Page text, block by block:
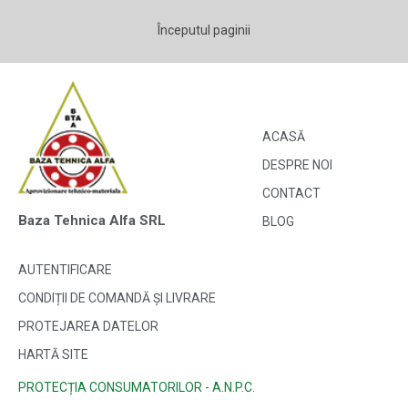
Începutul paginii
Baza Tehnica Alfa SRL
ACASĂ
DESPRE NOI
CONTACT
BLOG
AUTENTIFICARE
CONDIȚII DE COMANDĂ ȘI LIVRARE
PROTEJAREA DATELOR
HARTĂ SITE
PROTECȚIA CONSUMATORILOR - A.N.P.C.